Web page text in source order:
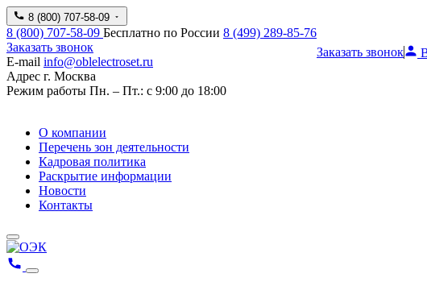
8 (800) 707-58-09
8 (800) 707-58-09 Бесплатно по России 8 (499) 289-85-76
Заказать звонок
E-mail info@oblelectroset.ru
Адрес г. Москва
Режим работы Пн. – Пт.: с 9:00 до 18:00
Заказать звонок
О компании
Перечень зон деятельности
Кадровая политика
Раскрытие информации
Новости
Контакты